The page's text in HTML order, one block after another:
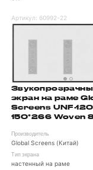
Артикул: 60992-22
экран на раме
Screens UNF-120
150*266 Woven
Производитель
Global Screens (Китай)
Тип экрана
настенный на раме